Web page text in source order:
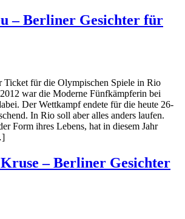
– Berliner Gesichter für
Ticket für die Olympischen Spiele in Rio
war die Moderne Fünfkämpferin bei
Der Wettkampf endete für die heute 26-
In Rio soll aber alles anders laufen.
Form ihres Lebens, hat in diesem Jahr
– Berliner Gesichter